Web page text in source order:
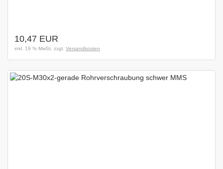
10,47 EUR
inkl. 19 % MwSt. zzgl. Versandkosten